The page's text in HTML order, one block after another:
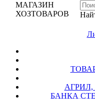
МАГАЗИН
ХОЗТОВАРОВ
БАНКА